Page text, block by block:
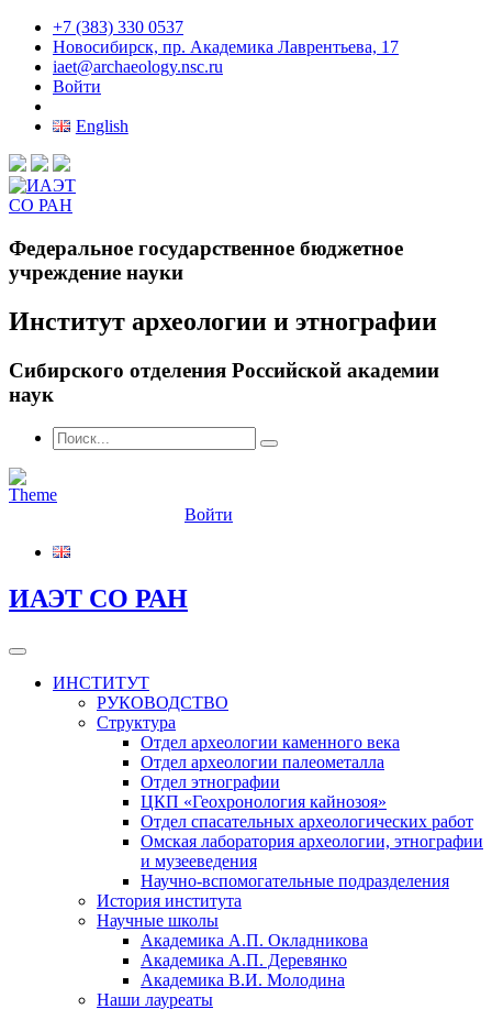
+7 (383) 330 0537
Новосибирск, пр. Академика Лаврентьева, 17
iaet@archaeology.nsc.ru
Войти
English
Федеральное государственное бюджетное
учреждение науки
Институт археологии и этнографии
Сибирского отделения Российской академии
наук
Войти
ИАЭТ СО РАН
ИНСТИТУТ
РУКОВОДСТВО
Структура
Отдел археологии каменного века
Отдел археологии палеометалла
Отдел этнографии
ЦКП «Геохронология кайнозоя»
Отдел спасательных археологических работ
Омская лаборатория археологии, этнографии
и музееведения
Научно-вспомогательные подразделения
История института
Научные школы
Академика А.П. Окладникова
Академика А.П. Деревянко
Академика В.И. Молодина
Наши лауреаты